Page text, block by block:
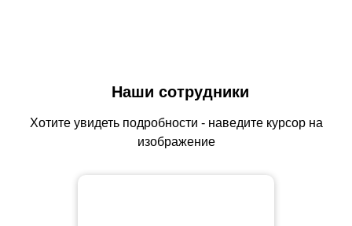
Наши сотрудники
Хотите увидеть подробности - наведите курсор на
изображение